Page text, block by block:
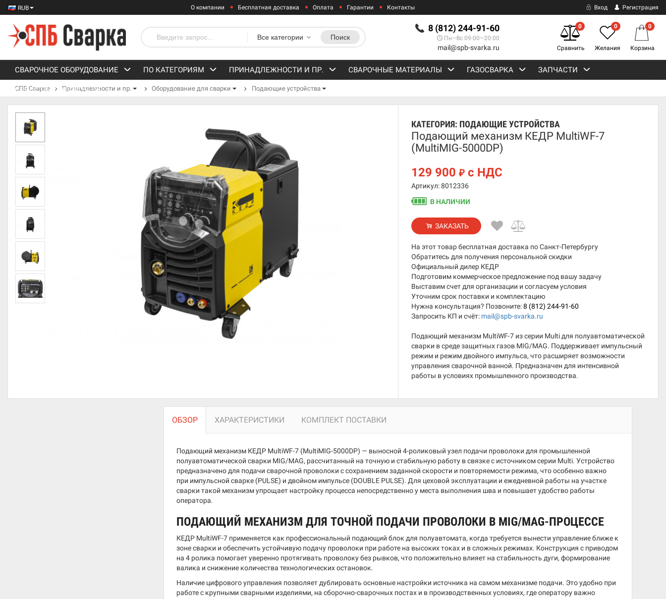
RUB О компании Бесплатная доставка Оплата Гарантии Контакты Вход Регистрация
8 (812) 244-91-60
Пн—Вс 09:00—20:00
mail@spb-svarka.ru
Все категории Поиск
0
Сравнить
0
Желания
0
Корзина
СВАРОЧНОЕ ОБОРУДОВАНИЕ ПО КАТЕГОРИЯМ ПРИНАДЛЕЖНОСТИ И ПР. СВАРОЧНЫЕ МАТЕРИАЛЫ ГАЗОСВАРКА ЗАПЧАСТИ
СРЕДСТВА ЗАЩИТЫ
СПБ Сварка Принадлежности и пр. Оборудование для сварки Подающие устройства
КАТЕГОРИЯ: ПОДАЮЩИЕ УСТРОЙСТВА
Подающий механизм КЕДР MultiWF-7
(MultiMIG-5000DP)
129 900₽ с НДС
Артикул: 8012336
В НАЛИЧИИ
ЗАКАЗАТЬ
На этот товар бесплатная доставка по Санкт-Петербургу
Обратитесь для получения персональной скидки
Официальный дилер КЕДР
Подготовим коммерческое предложение под вашу задачу
Выставим счет для организации и согласуем условия
Уточним срок поставки и комплектацию
Нужна консультация? Позвоните:8 (812) 244-91-60
Запросить КП и счёт: mail@spb-svarka.ru
Подающий механизм MultiWF-7 из серии Multi для полуавтоматической
сварки в среде защитных газов MIG/MAG. Поддерживает импульсный
режим и режим двойного импульса, что расширяет возможности
управления сварочной ванной. Предназначен для интенсивной
работы в условиях промышленного производства.
ОБЗОР ХАРАКТЕРИСТИКИ КОМПЛЕКТ ПОСТАВКИ
Подающий механизм КЕДР MultiWF-7 (MultiMIG-5000DP) — выносной 4-роликовый узел подачи проволоки для промышленной
полуавтоматической сварки MIG/MAG, рассчитанный на точную и стабильную работу в связке с источником серии Multi. Устройство
предназначено для подачи сварочной проволоки с сохранением заданной скорости и повторяемости режима, что особенно важно
при импульсной сварке (PULSE) и двойном импульсе (DOUBLE PULSE). Для цеховой эксплуатации и ежедневной работы на участке
сварки такой механизм упрощает настройку процесса непосредственно у места выполнения шва и повышает удобство работы
оператора.
ПОДАЮЩИЙ МЕХАНИЗМ ДЛЯ ТОЧНОЙ ПОДАЧИ ПРОВОЛОКИ В MIG/MAG-ПРОЦЕССЕ
КЕДР MultiWF-7 применяется как профессиональный подающий блок для полуавтомата, когда требуется вынести управление ближе к
зоне сварки и обеспечить устойчивую подачу проволоки при работе на высоких токах и в сложных режимах. Конструкция с приводом
на 4 ролика помогает уверенно протягивать проволоку без рывков, что положительно влияет на стабильность дуги, формирование
валика и снижение количества технологических остановок.
Наличие цифрового управления позволяет дублировать основные настройки источника на самом механизме подачи. Это удобно при
работе с крупными сварными изделиями, на сборочно-сварочных постах и в производственных условиях, где оператору важно